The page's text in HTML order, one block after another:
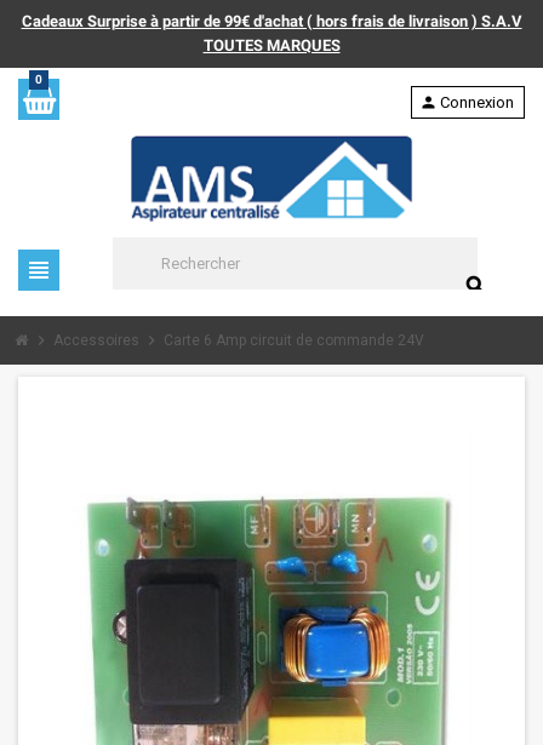
Cadeaux Surprise à partir de 99€ d'achat ( hors frais de livraison ) S.A.V
TOUTES MARQUES
0
view_headline
search
person Connexion
chevron_right Accessoires chevron_right Carte 6 Amp circuit de commande 24V